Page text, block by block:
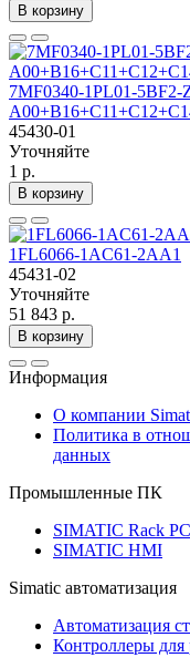
В корзину
7MF0340-1PL01-5BF2-
45430-01
Уточняйте
1 р.
В корзину
1FL6066-1AC61-2AA1
45431-02
Уточняйте
51 843 р.
В корзину
Информация
О компании
Политика в
данных
Промышленные ПК
SIMATIC Rack PC
SIMATIC HMI
Simatic автоматизация
Автоматизация
Контроллеры для